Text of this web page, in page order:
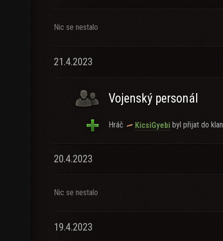
Nic se nestalo
21.4.2023
Vojenský personál
Hráč KicsiGyebi byl přijat do
20.4.2023
Nic se nestalo
19.4.2023